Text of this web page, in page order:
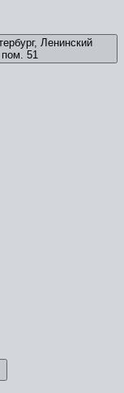
Ленинский
пом. 51